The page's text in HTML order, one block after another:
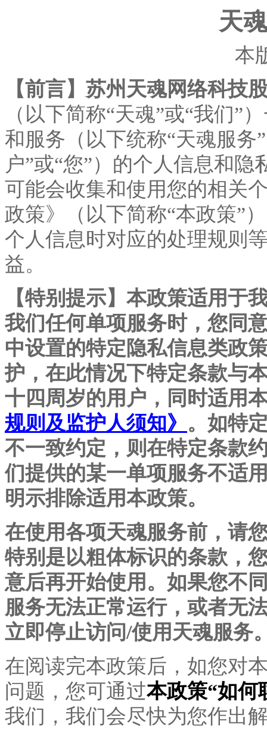
天
本
【前言】苏州天魂网络科技
（以下简称“天魂”或“我们”
和服务（以下统称“天魂服务
户”或“您”）的个人信息和
可能会收集和使用您的相关
政策》（以下简称“本政策”
个人信息时对应的处理规则
益。
【特别提示】本政策适用于
我们任何单项服务时，您同
中设置的特定隐私信息类政
护，在此情况下特定条款与
十四周岁的用户，同时适用
规则及监护人须知》 。如特
不一致约定，则在特定条款
们提供的某一单项服务不适
明示排除适用本政策。
在使用各项天魂服务前，请
特别是以粗体标识的条款，
意后再开始使用。如果您不
服务无法正常运行，或者无
立即停止访问/使用天魂服务
在阅读完本政策后，如您对
问题，您可通过本政策“如何
我们，我们会尽快为您作出